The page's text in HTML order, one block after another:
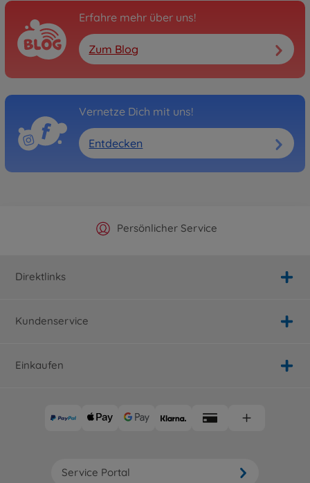
Erfahre mehr über uns!
Zum Blog
Vernetze Dich mit uns!
Entdecken
Offizieller Hersteller Shop
Persönlicher Service
Versandkostenfrei ab 25€
Schnelle Lieferung
Direktlinks
Kundenservice
Einkaufen
Service Portal